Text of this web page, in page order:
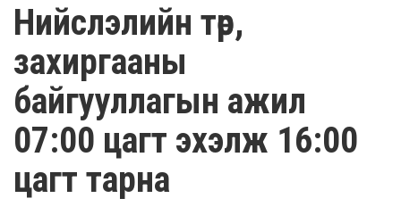
Нийслэлийн төр,
захиргааны
байгууллагын ажил
07:00 цагт эхэлж 16:00
цагт тарна